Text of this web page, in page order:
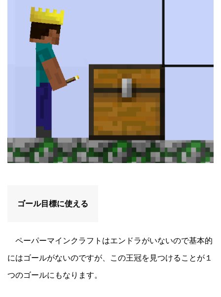
ゴール目標に使える
ペーパーマインクラフトはエンドラがいないので基本的
にはゴールがないのですが、この王冠を見つけることが１
つのゴールにもなります。